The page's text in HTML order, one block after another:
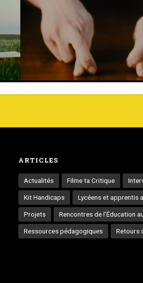
ARTICLES
Actualités Filme ta Critique
Kit Handicaps Lycéens et apprentis
Projets Rencontres de l'Éducation
Ressources pédagogiques Retours